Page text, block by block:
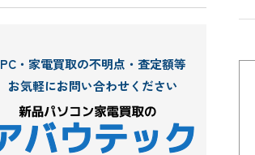
PC・家電買取の不明点・査定額等
お気軽にお問い合わせください